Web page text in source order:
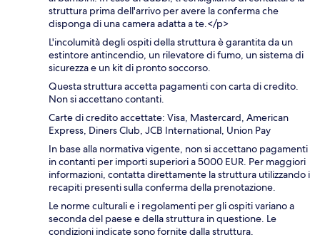
struttura prima dell'arrivo per avere la conferma che
disponga di una camera adatta a te.</p>
L'incolumità degli ospiti della struttura è garantita da un
estintore antincendio, un rilevatore di fumo, un sistema di
sicurezza e un kit di pronto soccorso.
Questa struttura accetta pagamenti con carta di credito.
Non si accettano contanti.
Carte di credito accettate: Visa, Mastercard, American
Express, Diners Club, JCB International, Union Pay
In base alla normativa vigente, non si accettano pagamenti
in contanti per importi superiori a 5000 EUR. Per maggiori
informazioni, contatta direttamente la struttura utilizzando i
recapiti presenti sulla conferma della prenotazione.
Le norme culturali e i regolamenti per gli ospiti variano a
seconda del paese e della struttura in questione. Le
condizioni indicate sono fornite dalla struttura.